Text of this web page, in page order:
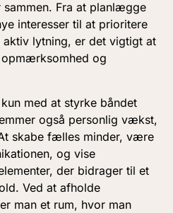
Fra at planlægge
interesser til at prioritere
lytning, er det vigtigt at
og
med at styrke båndet
også personlig vækst,
skabe fælles minder, være
og vise
der bidrager til et
Ved at afholde
man et rum, hvor man